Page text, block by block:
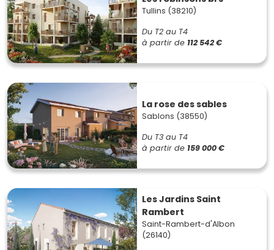
Tullins (38210)
Du T2 au T4
à partir de 112 542 €
La rose des sables
Sablons (38550)
Du T3 au T4
à partir de 159 000 €
Les Jardins Saint
Rambert
Saint-Rambert-d'Albon
(26140)